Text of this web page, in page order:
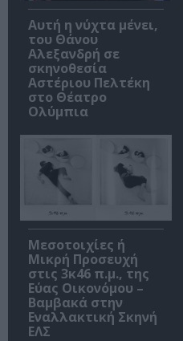
Αυτή η νύχτα μένει,
του Θάνου
Αλεξανδρή σε
σκηνοθεσία
Αστέριου Πελτέκη
στο Θέατρο
Ολύμπια
Μεσοτοιχίες ή
Μικρή Προσευχή
στις 3κ46 π.μ., της
Εύας Οικονόμου –
Βαμβακά στην
Εναλλακτική Σκηνή
ΕΛΣ